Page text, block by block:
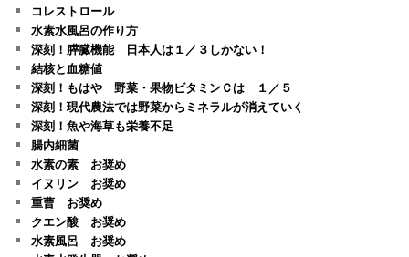
コレストロール
水素水風呂の作り方
深刻！膵臓機能 日本人は１／３しかない！
結核と血糖値
深刻！もはや 野菜・果物ビタミンＣは １／５
深刻！現代農法では野菜からミネラルが消えていく
深刻！魚や海草も栄養不足
腸内細菌
水素の素 お奨め
イヌリン お奨め
重曹 お奨め
クエン酸 お奨め
水素風呂 お奨め